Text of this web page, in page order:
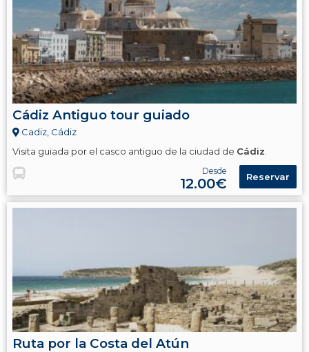
Cádiz Antiguo tour guiado
Cadiz, Cádiz
Visita guiada por el casco antiguo de la ciudad de Cádiz
Desde
12.00€ Reservar
Ruta por la Costa del Atún